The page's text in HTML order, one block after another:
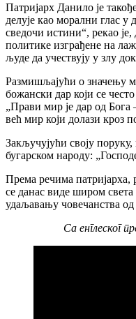
Патријарх Данило је
делује као морални глас у
сведочи истини“, рекао је,
политике изграђене на
људе да учествују у злу
Размишљајући о значењу
божански дар који се
„Прави мир је дар од Бога
већ мир који долази кроз
Закључујући своју
бугарском народу:
Према речима патријарха,
се данас виде широм
удаљавању човечанства од
Са енглеског